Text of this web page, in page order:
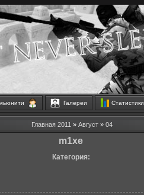
Галереи Статистики
Главная 2011 » Август » 04
m1xe
Категория: